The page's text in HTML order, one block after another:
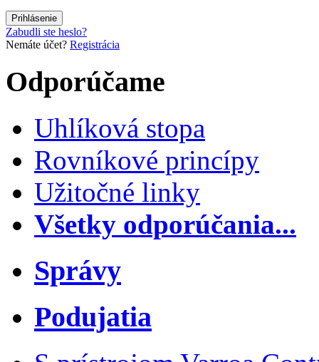
Zabudli ste heslo?
Nemáte účet? Registrácia
Odporúčame
Uhlíková stopa
Rovníkové princípy
Užitočné linky
Všetky odporúčania...
Správy
Podujatia